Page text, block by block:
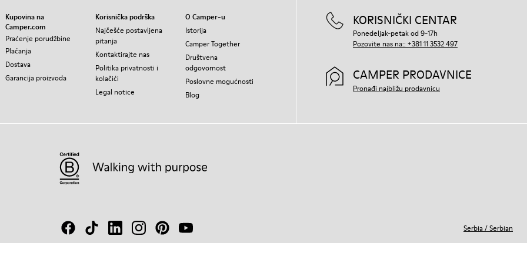
Kupovina na
Camper.com
Praćenje porudžbine
Plaćanja
Dostava
Garancija proizvoda
Korisnička podrška
Najčešće postavljena
pitanja
Kontaktirajte nas
Politika privatnosti i
kolačići
Legal notice
O Camper-u
Istorija
Camper Together
Društvena
odgovornost
Poslovne mogućnosti
Blog
KORISNIČKI CENTAR
Ponedeljak-petak od 9-17h
Pozovite nas na:: +381 11 3532 497
CAMPER PRODAVNICE
Pronađi najbližu prodavnicu
Serbia/Serbian